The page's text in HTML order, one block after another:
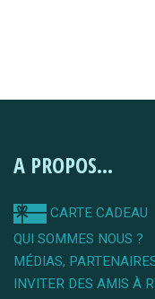
A PROPOS...
CARTE CADEAU
QUI SOMMES NOUS ?
MÉDIAS,
INVITER DES AMIS À